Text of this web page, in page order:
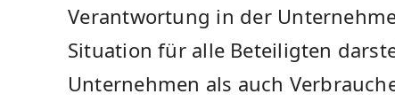
⁤Verantwortung in ⁢der​
Situation​ für alle Beteiligten
Unternehmen als auch